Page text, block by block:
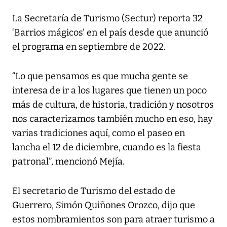
La Secretaría de Turismo (Sectur) reporta 32
‘Barrios mágicos’ en el país desde que anunció
el programa en septiembre de 2022.
“Lo que pensamos es que mucha gente se
interesa de ir a los lugares que tienen un poco
más de cultura, de historia, tradición y nosotros
nos caracterizamos también mucho en eso, hay
varias tradiciones aquí, como el paseo en
lancha el 12 de diciembre, cuando es la fiesta
patronal”, mencionó Mejía.
El secretario de Turismo del estado de
Guerrero, Simón Quiñones Orozco, dijo que
estos nombramientos son para atraer turismo a